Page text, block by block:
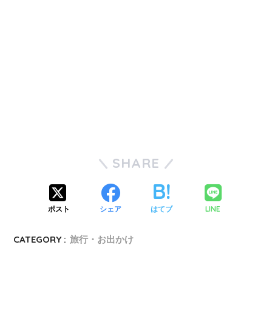
SHARE
ポスト シェア はてブ LINE
CATEGORY : 旅行・お出かけ